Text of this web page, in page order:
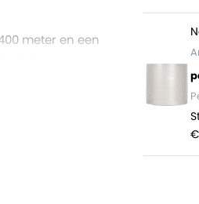
meter en een
millimeter. Wij